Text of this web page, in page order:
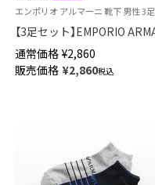
【3足セット】EMPORIO
イーグル ショート丈 足底パイ
ル EA カジュアルソックス メ
ズ 92342719
通常価格 ¥2,860
販売価格 ¥2,860税込